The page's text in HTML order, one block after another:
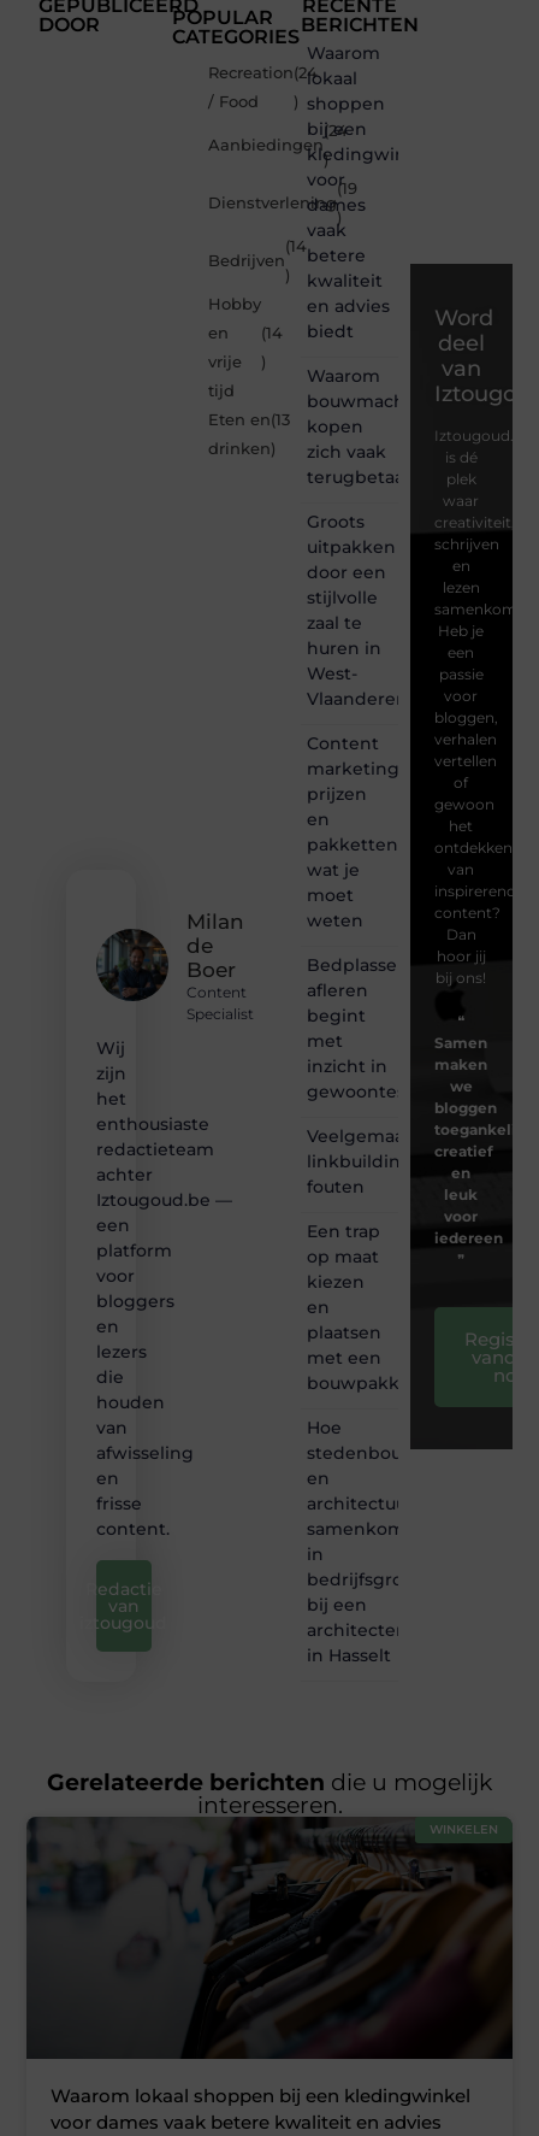
GEPUBLICEERD
DOOR
Milan
de
Boer
Content
Specialist
Wij
zijn
het
enthousiaste
redactieteam
achter
Iztougoud.be —
een
platform
voor
bloggers
en
lezers
die
houden
van
afwisseling
en
frisse
content.
Redactie
van
iztougoud
POPULAR
CATEGORIES
Recreation
/ Food
(24
)
Aanbiedingen
(24
)
Dienstverlening
(19
)
Bedrijven
(14
)
Hobby
en
vrije
tijd
(14
)
Eten en
drinken
(13
)
RECENTE
BERICHTEN
Waarom
lokaal
shoppen
bij een
kledingwinkel
voor
dames
vaak
betere
kwaliteit
en advies
biedt
Waarom
bouwmachines
kopen
zich vaak
terugbetaalt
Groots
uitpakken
door een
stijlvolle
zaal te
huren in
West-
Vlaanderen
Content
marketing
prijzen
en
pakketten:
wat je
moet
weten
Bedplassen
afleren
begint
met
inzicht in
gewoontes
Veelgemaakte
linkbuilding
fouten
Een trap
op maat
kiezen
en
plaatsen
met een
bouwpakket
Hoe
stedenbouw
en
architectuur
samenkomen
in
bedrijfsgroei
bij een
architectenbureau
in Hasselt
Word
deel
van
Iztougoud.be
is dé
plek
waar
creativiteit,
schrijven
en
lezen
samenkomen.
Heb je
een
passie
voor
bloggen,
verhalen
vertellen
of
gewoon
het
ontdekken
van
inspirerende
content?
Dan
hoor jij
bij ons!
❝
Samen
maken
we
bloggen
toegankelijk,
creatief
en
leuk
voor
iedereen
❞
nog
Gerelateerde berichten die u mogelijk
interesseren.
WINKELEN
Waarom lokaal shoppen bij een kledingwinkel
voor dames vaak betere kwaliteit en advies